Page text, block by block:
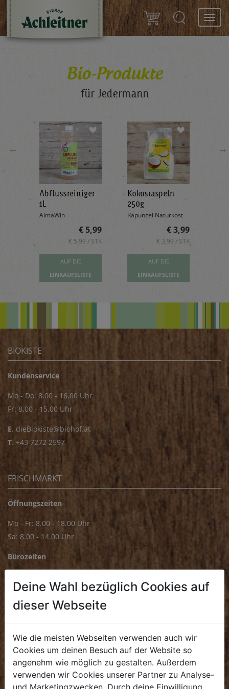
Bio-Produkte
für Jedermann
←
Abflussreiniger
1L
AlmaWin
€ 5,99
€ 5,99 / STK
AUF DIE
EINKAUFSLISTE
Kokosraspeln
250g
Rapunzel Naturkost
€ 3,99
€ 3,99 / STK
AUF DIE
EINKAUFSLISTE
→
BIOKISTE
Kundenservice
Mo - Do: 8.00 - 16.00 Uhr
Fr: 8.00 - 15.00 Uhr
E. dieBiokiste@biohof.at
T. +43 7272 2597
FRISCHMARKT
Öffnungszeiten
Mo - Fr: 8.00 - 18.00 Uhr
Sa: 8.00 - 14.00 Uhr
Bürozeiten
.+43 7272 4859 70
KULINARIUM
Deine Wahl bezüglich Cookies auf
dieser Webseite
Wie die meisten Webseiten verwenden auch wir
Cookies um deinen Besuch auf der Website so
angenehm wie möglich zu gestalten. Außerdem
verwenden wir Cookies unserer Partner zu Analyse-
und Marketingzwecken. Durch deine Einwilligung